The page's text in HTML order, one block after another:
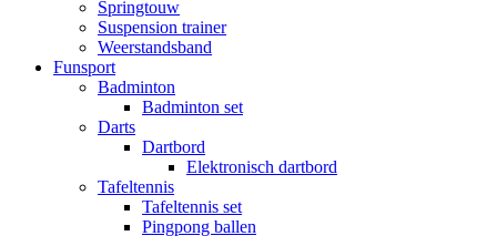
Springtouw
Suspension trainer
Weerstandsband
Funsport
Badminton
Badminton set
Darts
Dartbord
Elektronisch dartbord
Tafeltennis
Tafeltennis set
Pingpong ballen